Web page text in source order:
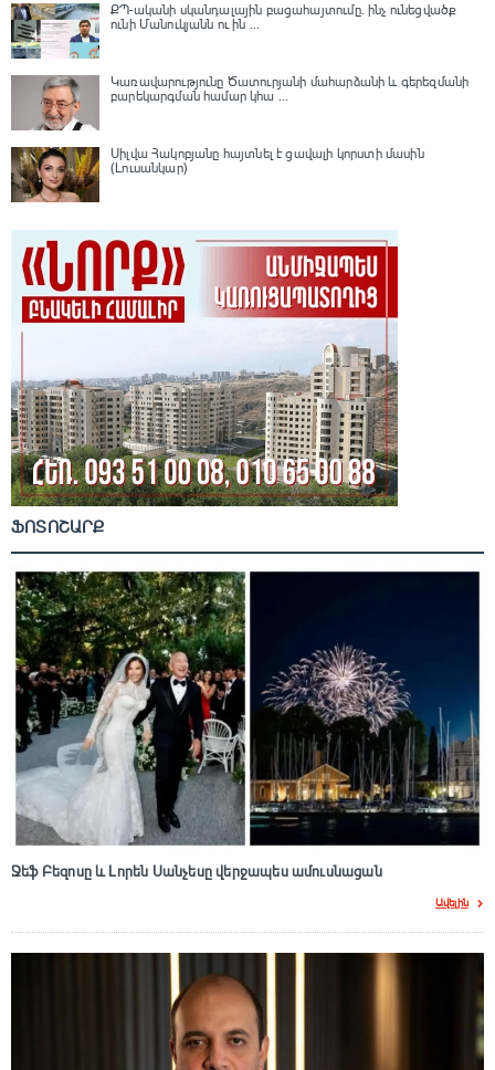
ՔՊ-ականի սկանդալային բացահայտումը․ ինչ ունեցվածք
ունի Մանուկյանն ու ին ...
Կառավարությունը Ծատուրյանի մահարձանի և գերեզմանի
բարեկարգման համար կհա ...
Սիլվա Հակոբյանը հայտնել է ցավալի կորստի մասին
(Լուսանկար)
ՖՈՏՈՇԱՐՔ
Ջեֆ Բեզոսը և Լորեն Սանչեսը վերջապես ամուսնացան
Ավելին